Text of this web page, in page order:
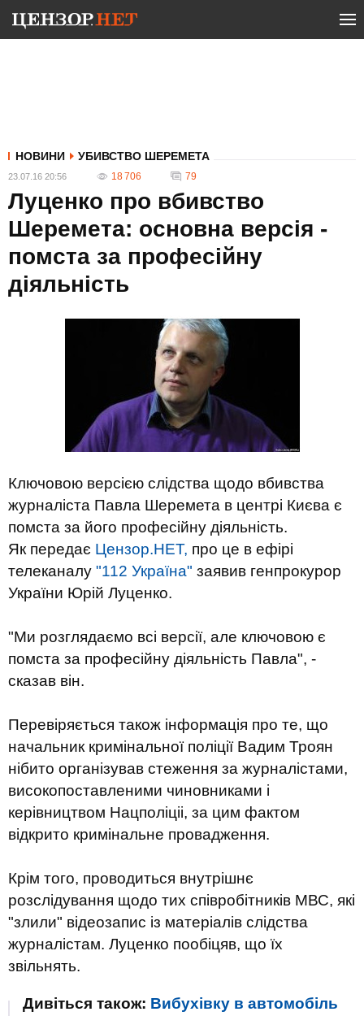
НОВИНИ УБИВСТВО ШЕРЕМЕТА
23.07.16 20:56 18 706 79
Луценко про вбивство
Шеремета: основна версія -
помста за професійну
діяльність
Ключовою версією слідства щодо вбивства
журналіста Павла Шеремета в центрі Києва є
помста за його професійну діяльність.
Як передає Цензор.НЕТ, про це в ефірі
телеканалу "112 Україна" заявив генпрокурор
України Юрій Луценко.
"Ми розглядаємо всі версії, але ключовою є
помста за професійну діяльність Павла", -
сказав він.
Перевіряється також інформація про те, що
начальник кримінальної поліції Вадим Троян
нібито організував стеження за журналістами,
високопоставленими чиновниками і
керівництвом Нацполіціі, за цим фактом
відкрито кримінальне провадження.
Крім того, проводиться внутрішнє
розслідування щодо тих співробітників МВС, які
"злили" відеозапис із матеріалів слідства
журналістам. Луценко пообіцяв, що їх
звільнять.
Дивіться також: Вибухівку в автомобіль